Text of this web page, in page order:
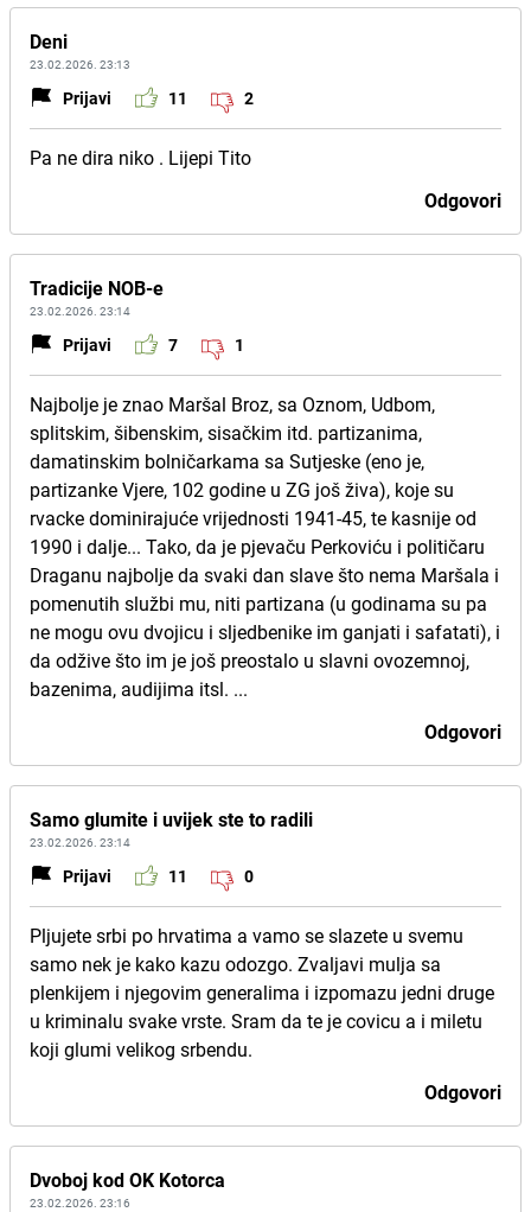
Deni
23.02.2026. 23:13
Prijavi 11 2
Pa ne dira niko . Lijepi Tito
Odgovori
Tradicije NOB-e
23.02.2026. 23:14
Prijavi 7 1
Najbolje je znao Maršal Broz, sa Oznom, Udbom,
splitskim, šibenskim, sisačkim itd. partizanima,
damatinskim bolničarkama sa Sutjeske (eno je,
partizanke Vjere, 102 godine u ZG još živa), koje su
rvacke dominirajuće vrijednosti 1941-45, te kasnije od
1990 i dalje... Tako, da je pjevaču Perkoviću i političaru
Draganu najbolje da svaki dan slave što nema Maršala i
pomenutih službi mu, niti partizana (u godinama su pa
ne mogu ovu dvojicu i sljedbenike im ganjati i safatati), i
da odžive što im je još preostalo u slavni ovozemnoj,
bazenima, audijima itsl. ...
Odgovori
Samo glumite i uvijek ste to radili
23.02.2026. 23:14
Prijavi 11 0
Pljujete srbi po hrvatima a vamo se slazete u svemu
samo nek je kako kazu odozgo. Zvaljavi mulja sa
plenkijem i njegovim generalima i izpomazu jedni druge
u kriminalu svake vrste. Sram da te je covicu a i miletu
koji glumi velikog srbendu.
Odgovori
Dvoboj kod OK Kotorca
23.02.2026. 23:16